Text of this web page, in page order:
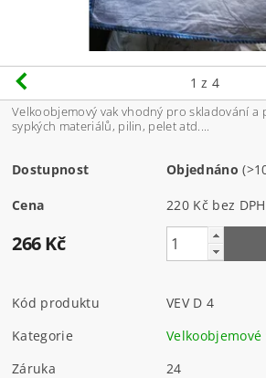
1 z 4
Velkoobjemový vak vhodný pro skladování
sypkých materiálů, pilin, pelet atd....
Dostupnost Objednáno
Cena 220 Kč bez DPH
266 Kč
Kód produktu
VEV D 4
Kategorie
Záruka
24